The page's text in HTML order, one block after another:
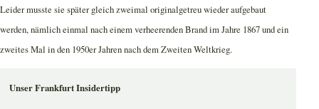
Leider musste sie später gleich zweimal originalgetreu wieder aufgebaut
werden, nämlich einmal nach einem verheerenden Brand im Jahre 1867 und ein
zweites Mal in den 1950er Jahren nach dem Zweiten Weltkrieg.
Unser Frankfurt Insidertipp